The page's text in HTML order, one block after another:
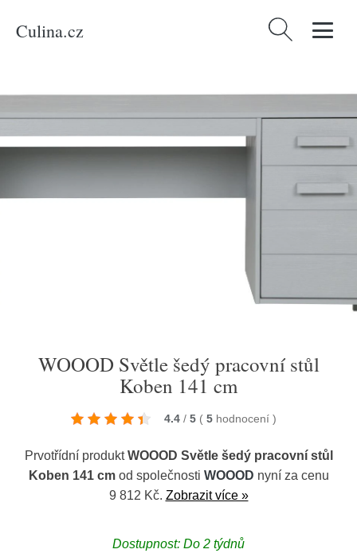
Culina.cz Vyhledávání
Koben 141 cm
WOOOD Světle šedý pracovní stůl
Koben 141 cm
4.4 / 5 ( 5 hodnocení )
Prvotřídní produktWOOOD Světle šedý pracovní stůl
Koben 141 cmod společnosti WOOOD nyní za cenu
9 812 Kč. Zobrazit více »
Dostupnost: Do 2 týdnů